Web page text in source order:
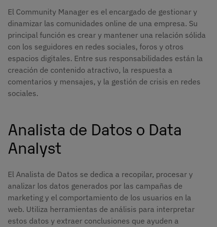
El Community Manager es el encargado de gestionar y
dinamizar las comunidades online de una empresa. Su
principal función es crear y mantener una relación sólida
con los seguidores en redes sociales, foros y otros
espacios digitales. Entre sus responsabilidades están la
creación de contenido atractivo, la respuesta a
comentarios y mensajes, y la gestión de crisis en redes
sociales.
Analista de Datos o Data
Analyst
El Analista de Datos se dedica a recopilar, procesar y
analizar los datos generados por las campañas de
marketing y el comportamiento de los usuarios en la
web. Utiliza herramientas de análisis para interpretar
estos datos y extraer conclusiones que ayuden a